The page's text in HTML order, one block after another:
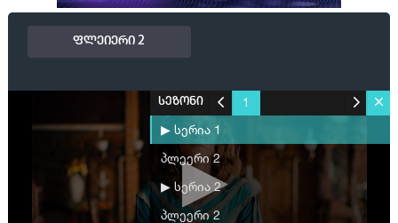
ფლეიერი 2
სეზონი
1
▶ სერია 1
პლეერი 2
▶ სერია 2
პლეერი 2